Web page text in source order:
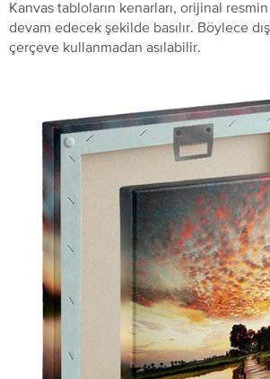
Kanvas tabloların kenarları, orijinal
devam edecek şekilde basılır. Böylece
çerçeve kullanmadan asılabilir.